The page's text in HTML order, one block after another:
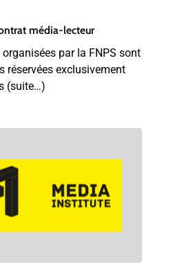
média-lecteur
par la FNPS sont
réservées exclusivement
(suite…)